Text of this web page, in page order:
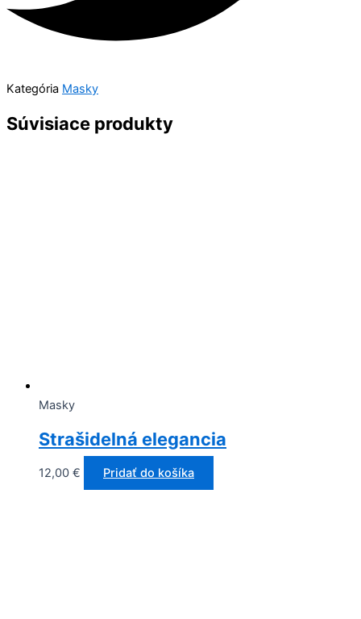
Kategória Masky
Súvisiace produkty
Masky
Strašidelná elegancia
12,00 € Pridať do košíka